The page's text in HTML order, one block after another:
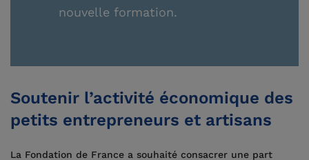
nouvelle formation.
Soutenir l’activité économique des
petits entrepreneurs et artisans
La Fondation de France a souhaité consacrer une part